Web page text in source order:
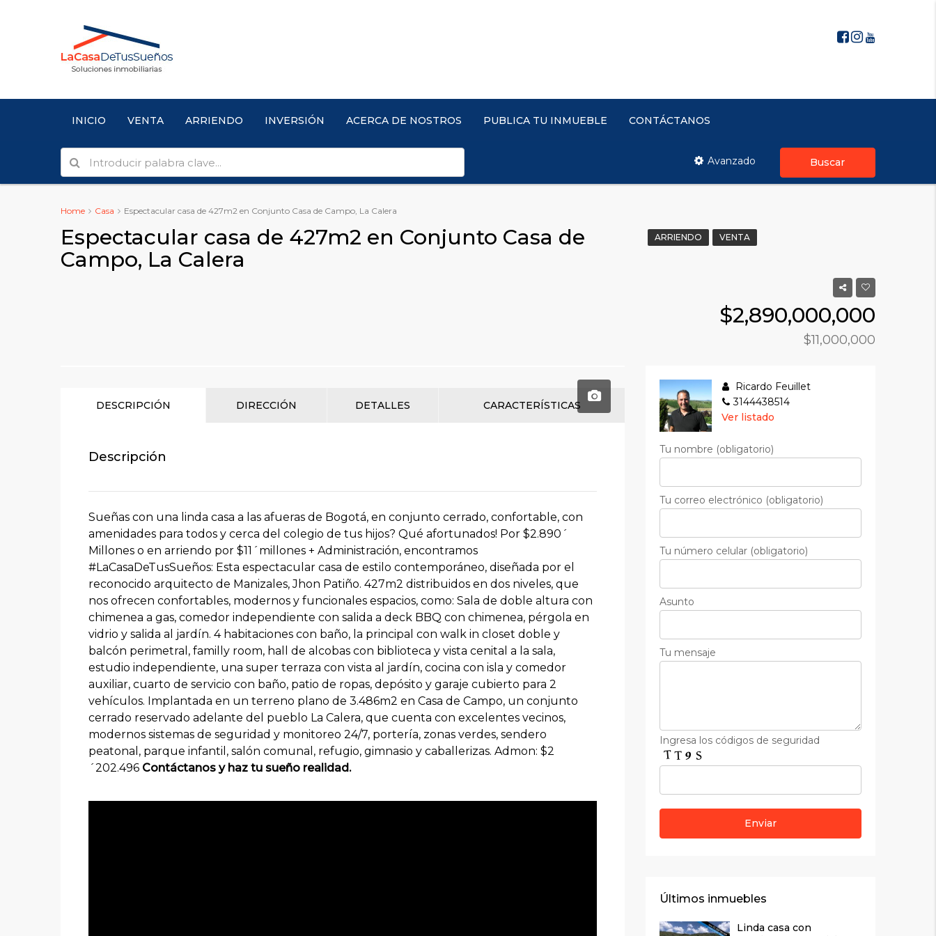
INICIO VENTA ARRIENDO INVERSIÓN ACERCA DE NOSTROS PUBLICA TU INMUEBLE CONTÁCTANOS
Avanzado Buscar
Home Casa Espectacular casa de 427m2 en Conjunto Casa de Campo, La Calera
Espectacular casa de 427m2 en Conjunto Casa de
Campo, La Calera
ARRIENDO VENTA
$2,890,000,000
$11,000,000
DESCRIPCIÓN DIRECCIÓN DETALLES CARACTERÍSTICAS
Descripción
Sueñas con una linda casa a las afueras de Bogotá, en conjunto cerrado, confortable, con
amenidades para todos y cerca del colegio de tus hijos? Qué afortunados! Por $2.890´
Millones o en arriendo por $11´millones + Administración, encontramos
#LaCasaDeTusSueños: Esta espectacular casa de estilo contemporáneo, diseñada por el
reconocido arquitecto de Manizales, Jhon Patiño. 427m2 distribuidos en dos niveles, que
nos ofrecen confortables, modernos y funcionales espacios, como: Sala de doble altura con
chimenea a gas, comedor independiente con salida a deck BBQ con chimenea, pérgola en
vidrio y salida al jardín. 4 habitaciones con baño, la principal con walk in closet doble y
balcón perimetral, familly room, hall de alcobas con biblioteca y vista cenital a la sala,
estudio independiente, una super terraza con vista al jardín, cocina con isla y comedor
auxiliar, cuarto de servicio con baño, patio de ropas, depósito y garaje cubierto para 2
vehículos. Implantada en un terreno plano de 3.486m2 en Casa de Campo, un conjunto
cerrado reservado adelante del pueblo La Calera, que cuenta con excelentes vecinos,
modernos sistemas de seguridad y monitoreo 24/7, portería, zonas verdes, sendero
peatonal, parque infantil, salón comunal, refugio, gimnasio y caballerizas. Admon: $2
´202.496 Contáctanos y haz tu sueño realidad.
Ricardo Feuillet
3144438514
Ver listado
Tu nombre (obligatorio)
Tu correo electrónico (obligatorio)
Tu número celular (obligatorio)
Asunto
Tu mensaje
Ingresa los códigos de seguridad
Últimos inmuebles
Linda casa con